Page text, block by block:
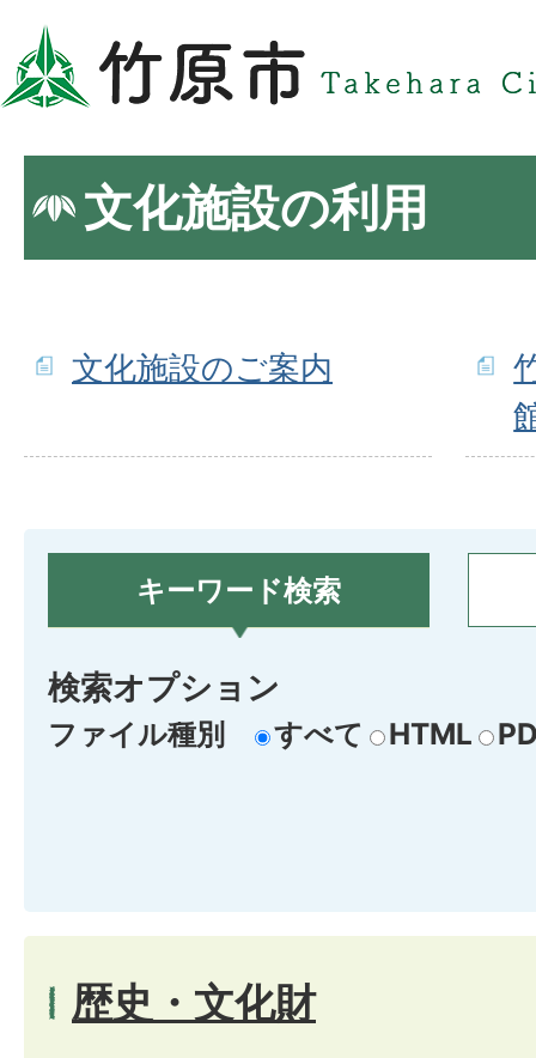
文化施設の利用
文化施設のご案内
キーワード検索
検索オプション
ファイル種別 すべて HTML
歴史・文化財